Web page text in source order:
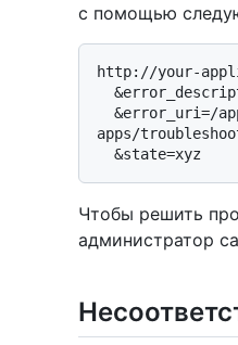
с помощью
http://your-
apps/
Чтобы решить
администратор